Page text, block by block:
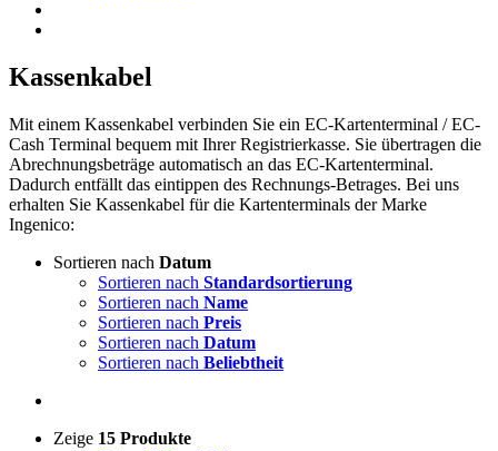
Kassenkabel
Mit einem Kassenkabel verbinden Sie ein EC-Kartenterminal / EC-
Cash Terminal bequem mit Ihrer Registrierkasse. Sie übertragen die
Abrechnungsbeträge automatisch an das EC-Kartenterminal.
Dadurch entfällt das eintippen des Rechnungs-Betrages. Bei uns
erhalten Sie Kassenkabel für die Kartenterminals der Marke
Ingenico:
Sortieren nach Datum
Sortieren nach Standardsortierung
Sortieren nach Name
Sortieren nach Preis
Sortieren nach Datum
Sortieren nach Beliebtheit
Zeige 15 Produkte